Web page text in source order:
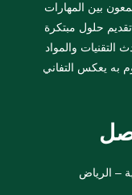
بين المهارات
تقديم حلول مبتكرة
التقنيات والمواد
به يعكس التفاني
– الرياض